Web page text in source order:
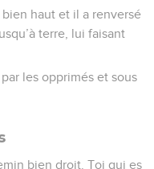
haut et il a renversé
terre, lui faisant
les opprimés et sous
bien droit. Toi qui es